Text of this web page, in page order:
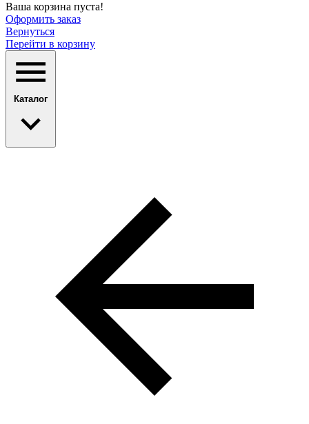
Ваша корзина пуста!
Оформить заказ
Вернуться
Перейти в корзину
Каталог